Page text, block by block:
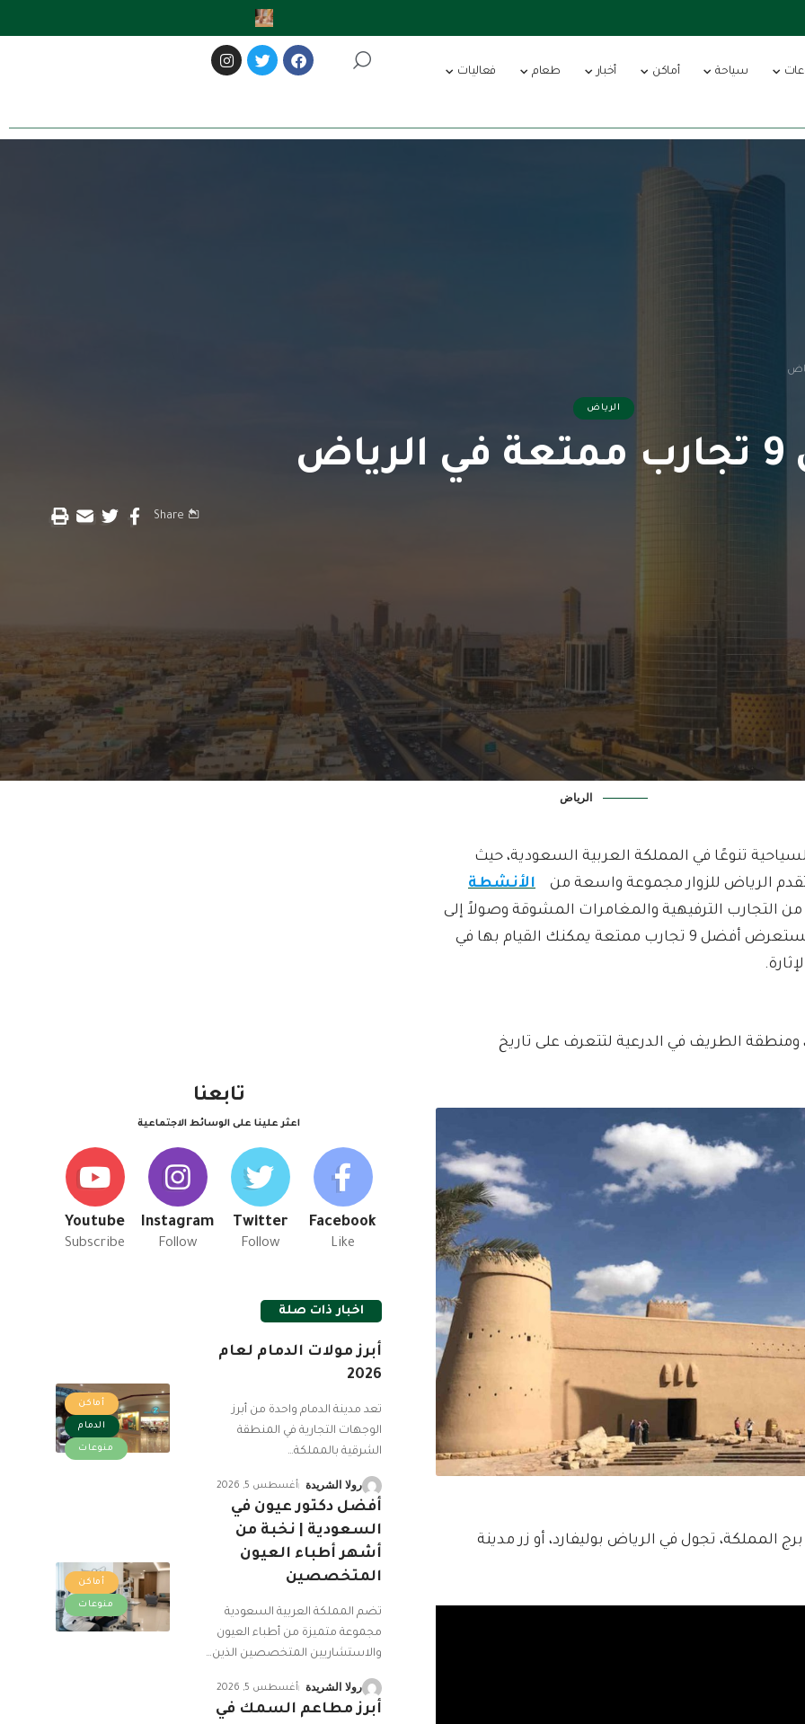
سياحة أماكن أخبار طعام فعاليات
الرياض
Share
الرياض
تنوعًا في المملكة العربية السعودية، حيث
تقدم الرياض للزوار مجموعة واسعة من
الأنشطة
من التجارب الترفيهية والمغامرات المشوقة وصولاً إلى
الفعاليات الثقافية والفنية، في هذا المقال، نستعرض أفضل 9 تجارب ممتعة يمكنك القيام بها في
الطريف في الدرعية لتتعرف على تاريخ
المملكة، تجول في الرياض بوليفارد، أو زر مدينة
تابعنا
اعثر علينا على الوسائط الاجتماعية
Facebook
Like
Twitter
Follow
Instagram
Follow
Youtube
Subscribe
اخبار ذات صلة
أماكن
الدمام
منوعات
أبرز مولات الدمام لعام
2026
تعد مدينة الدمام واحدة من أبرز
الوجهات التجارية في المنطقة
الشرقية بالمملكة…
رولا الشريدة أغسطس 5, 2026
أماكن
منوعات
أفضل دكتور عيون في
السعودية | نخبة من
أشهر أطباء العيون
المتخصصين
تضم المملكة العربية السعودية
مجموعة متميزة من أطباء العيون
والاستشاريين المتخصصين الذين…
رولا الشريدة أغسطس 5, 2026
أبرز مطاعم السمك في